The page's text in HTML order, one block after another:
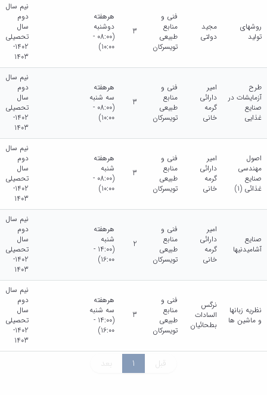
روشهای
تولید
مجید
دولتی
فنی و
منابع
طبیعی
تویسرکان
3
هرهفته
دوشنبه
(08:00 -
10:00)
نیم سال
دوم
سال
تحصیلی
1402-
1403
طرح
آزمایشات در
صنایع
غذایی
امیر
دارائی
گرمه
خانی
فنی و
منابع
طبیعی
تویسرکان
3
هرهفته
سه شنبه
(08:00 -
10:00)
نیم سال
دوم
سال
تحصیلی
1402-
1403
اصول
مهندسی
صنایع
غذائی (1)
امیر
دارائی
گرمه
خانی
فنی و
منابع
طبیعی
تویسرکان
3
هرهفته
شنبه
(08:00 -
10:00)
نیم سال
دوم
سال
تحصیلی
1402-
1403
صنایع
آشامیدنیها
امیر
دارائی
گرمه
خانی
فنی و
منابع
طبیعی
تویسرکان
2
هرهفته
شنبه
(14:00 -
16:00)
نیم سال
دوم
سال
تحصیلی
1402-
1403
نظریه زبانها
و ماشین ها
نرگس
السادات
بطحائیان
فنی و
منابع
طبیعی
تویسرکان
3
هرهفته
سه شنبه
(14:00 -
16:00)
نیم سال
دوم
سال
تحصیلی
1402-
1403
قبل 1 بعد